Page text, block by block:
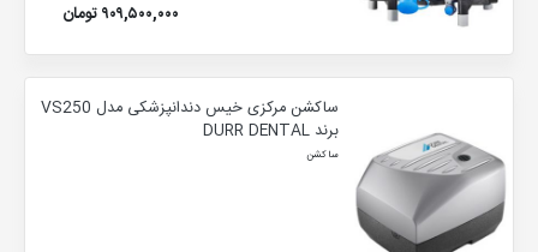
۹۰۹,۵۰۰,۰۰۰ تومان
ساکشن مرکزی خیس دندانپزشکی مدل VS250
برند DURR DENTAL
ساکشن